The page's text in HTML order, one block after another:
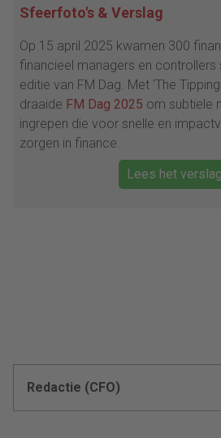
Sfeerfoto's & Verslag
Op 15 april 2025 kwamen 300
financieel managers en
editie van FM Dag. Met ‘The
draaide FM Dag 2025 om subtiele
ingrepen die voor snelle en
zorgen in finance.
Lees het
Redactie (CFO)